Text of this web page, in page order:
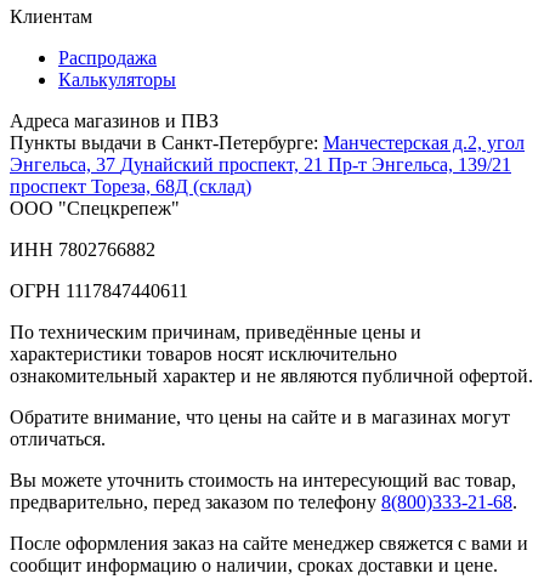
Клиентам
Распродажа
Калькуляторы
Адреса магазинов и ПВЗ
Пункты выдачи в Санкт-Петербурге: Манчестерская д.2, угол
Энгельса, 37 Дунайский проспект, 21 Пр-т Энгельса, 139/21
проспект Тореза, 68Д (склад)
ООО "Спецкрепеж"
ИНН 7802766882
ОГРН 1117847440611
По техническим причинам, приведённые цены и
характеристики товаров носят исключительно
ознакомительный характер и не являются публичной офертой.
Обратите внимание, что цены на сайте и в магазинах могут
отличаться.
Вы можете уточнить стоимость на интересующий вас товар,
предварительно, перед заказом по телефону 8(800)333-21-68.
После оформления заказ на сайте менеджер свяжется с вами и
сообщит информацию о наличии, сроках доставки и цене.